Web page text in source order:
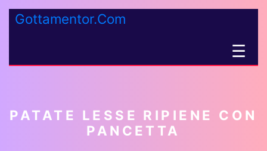
Gottamentor.Com
☰
PATATE LESSE RIPIENE CON
PANCETTA